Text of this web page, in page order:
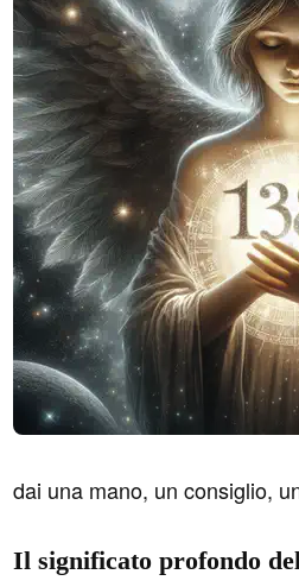
dai una mano, un consiglio,
Il significato profondo